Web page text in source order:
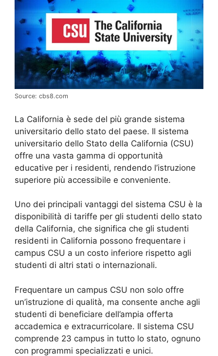
Source: cbs8.com
La California è sede del più grande sistema
universitario dello stato del paese. Il sistema
universitario dello Stato della California (CSU)
offre una vasta gamma di opportunità
educative per i residenti, rendendo l’istruzione
superiore più accessibile e conveniente.
Uno dei principali vantaggi del sistema CSU è la
disponibilità di tariffe per gli studenti dello stato
della California, che significa che gli studenti
residenti in California possono frequentare i
campus CSU a un costo inferiore rispetto agli
studenti di altri stati o internazionali.
Frequentare un campus CSU non solo offre
un’istruzione di qualità, ma consente anche agli
studenti di beneficiare dell’ampia offerta
accademica e extracurricolare. Il sistema CSU
comprende 23 campus in tutto lo stato, ognuno
con programmi specializzati e unici.